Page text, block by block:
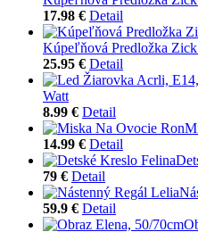
17.98 € Detail
Kúpeľňová Predložka
25.95 € Detail
Watt
8.99 € Detail
14.99 € Detail
79 € Detail
59.9 € Detail